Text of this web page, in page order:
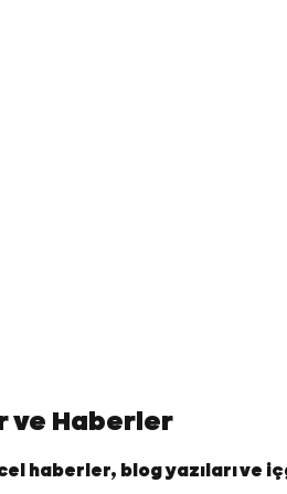
ve Haberler
haberler, blog yazıları ve